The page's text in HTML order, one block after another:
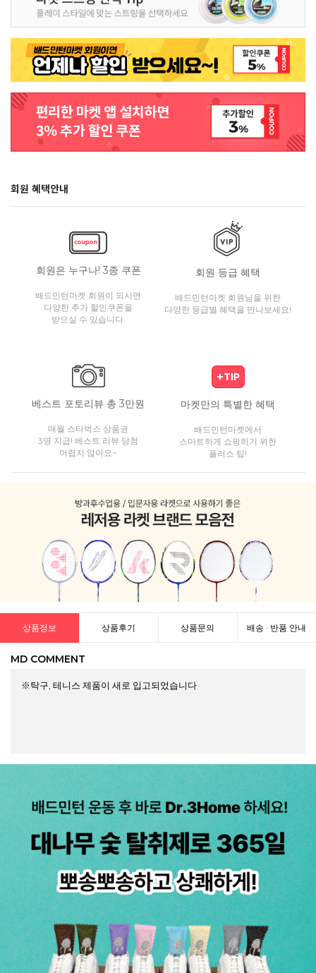
회원 혜택안내
회원은 누구나! 3종 쿠폰
배드민턴마켓 회원이 되시면
다양한 추가 할인쿠폰을
받으실 수 있습니다.
회원 등급 혜택
배드민턴마켓 회원님을 위한
다양한 등급별 혜택을 만나보세요!
베스트 포토리뷰 총 3만원
매월 스타벅스 상품권
3명 지급! 베스트 리뷰 당첨
어렵지 않아요~
마켓만의 특별한 혜택
배드민턴마켓에서
스마트하게 쇼핑하기 위한
플러스 팁!
상품정보 상품후기 상품문의 배송 · 반품 안내
MD COMMENT
※탁구, 테니스 제품이 새로 입고되었습니다